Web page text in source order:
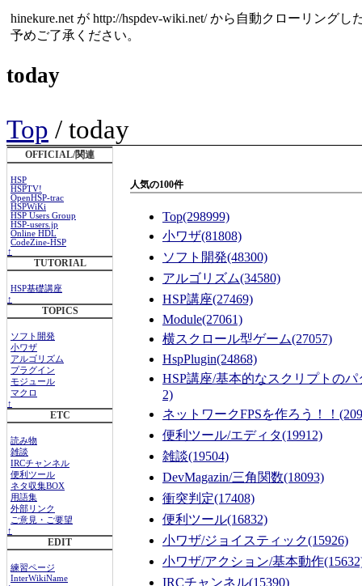
hinekure.net が http://hspdev-wiki.net/ から自動クローリング
予めご了承ください。
today
Top / today
OFFICIAL/関連
HSP
HSPTV!
OpenHSP-trac
HSPWiKi
HSP Users Group
HSP-users.jp
Online HDL
CodeZine-HSP
↑
TUTORIAL
HSP基礎講座
↑
TOPICS
ソフト開発
小ワザ
アルゴリズム
プラグイン
モジュール
マクロ
↑
ETC
読み物
雑談
IRCチャンネル
便利ツール
ネタ収集BOX
用語集
外部リンク
ご意見・ご要望
↑
EDIT
練習ページ
InterWikiName
人気の100件
Top(298999)
小ワザ(81808)
ソフト開発(48300)
アルゴリズム(34580)
HSP講座(27469)
Module(27061)
横スクロール型ゲーム(27057)
HspPlugin(24868)
HSP講座/基本的なスクリプトのパ
2)
ネットワークFPSを作ろう！！
便利ツール/エディタ(19912)
雑談(19504)
DevMagazin/三角関数(18093)
衝突判定(17408)
便利ツール(16832)
小ワザ/ジョイスティック(15926)
小ワザ/アクション/基本動作
IRCチャンネル(15390)